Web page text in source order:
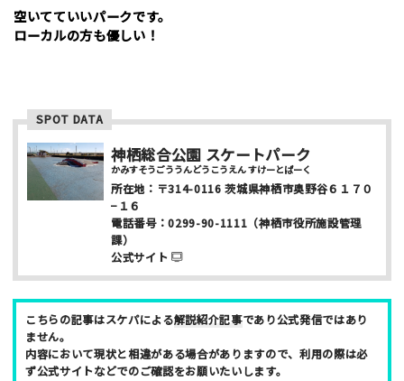
写真など
ニックネーム （任意/公開）
年齢
10代
20代 30代 40代
空いてていいパークです。
ローカルの方も優しい！
SPOT DATA
神栖総合公園 スケートパーク
かみすそうごううんどうこうえん すけーとぱーく
所在地： 〒314-0116 茨城県神栖市奥野谷６１７０
−１６
電話番号：0299-90-1111 （神栖市役所施設管理
課）
公式サイト
こちらの記事はスケパによる解説紹介記事であり公式発信ではあり
ません。
内容において現状と相違がある場合がありますので、利用の際は必
ず公式サイトなどでのご確認をお願いたいします。